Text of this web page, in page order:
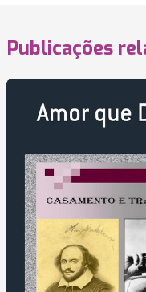
Publicações